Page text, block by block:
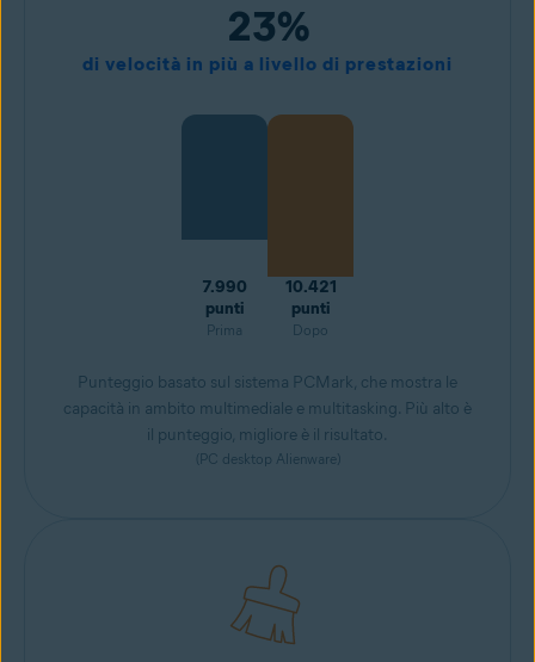
23%
di velocità in più a livello di prestazioni
7.990
punti
Prima
10.421
punti
Dopo
Punteggio basato sul sistema PCMark, che mostra le
capacità in ambito multimediale e multitasking. Più alto è
il punteggio, migliore è il risultato.
(PC desktop Alienware)